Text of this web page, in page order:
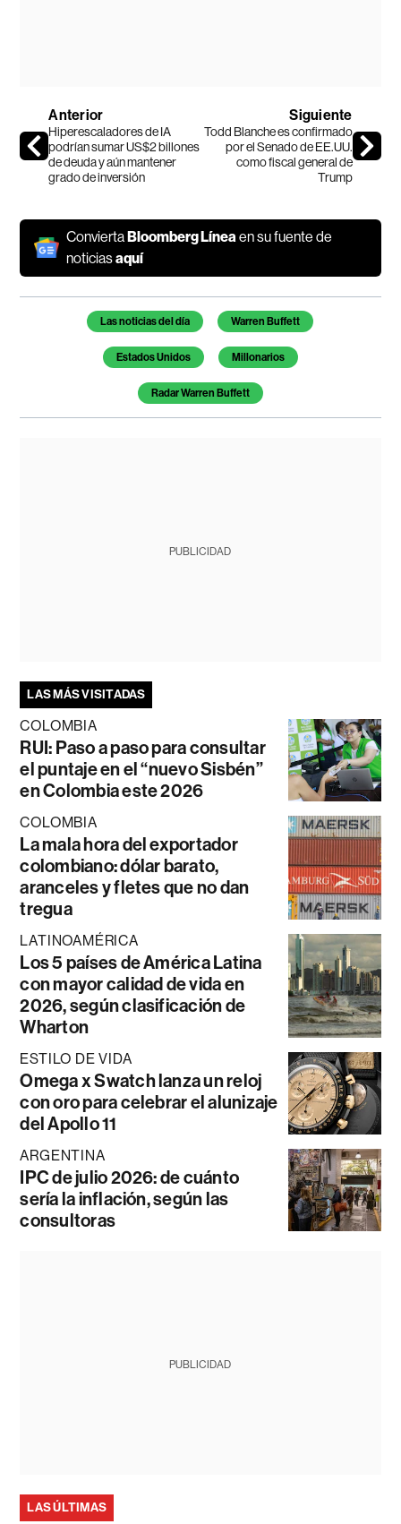
Anterior
Hiperescaladores de IA
podrían sumar US$2 billones
de deuda y aún mantener
grado de inversión
Siguiente
Todd Blanche es confirmado
por el Senado de EE.UU.
como fiscal general de
Trump
ConviertaBloomberg Línea en su fuente de
noticiasaquí
Temas de este artículo
Las noticias del día Warren Buffett
Estados Unidos Millonarios
Radar Warren Buffett
PUBLICIDAD
LAS MÁS VISITADAS
COLOMBIA
RUI: Paso a paso para consultar
el puntaje en el “nuevo Sisbén”
en Colombia este 2026
COLOMBIA
La mala hora del exportador
colombiano: dólar barato,
aranceles y fletes que no dan
tregua
LATINOAMÉRICA
Los 5 países de América Latina
con mayor calidad de vida en
2026, según clasificación de
Wharton
ESTILO DE VIDA
Omega x Swatch lanza un reloj
con oro para celebrar el alunizaje
del Apollo 11
ARGENTINA
IPC de julio 2026: de cuánto
sería la inflación, según las
consultoras
PUBLICIDAD
LAS ÚLTIMAS